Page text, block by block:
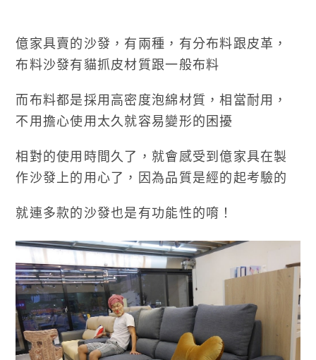
億家具賣的沙發，有兩種，有分布料跟皮革，
布料沙發有貓抓皮材質跟一般布料
而布料都是採用高密度泡綿材質，相當耐用，
不用擔心使用太久就容易變形的困擾
相對的使用時間久了，就會感受到億家具在製
作沙發上的用心了，因為品質是經的起考驗的
就連多款的沙發也是有功能性的唷！